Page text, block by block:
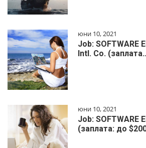
юни 10, 2021
Job: SOFTWARE
Intl. Co.
юни 10, 2021
Job: SOFTWARE
(заплата: до